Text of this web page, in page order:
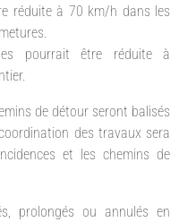
réduite à 70 km/h dans les
pourrait être réduite à
de détour seront balisés
des travaux sera
et les chemins de
prolongés ou annulés en